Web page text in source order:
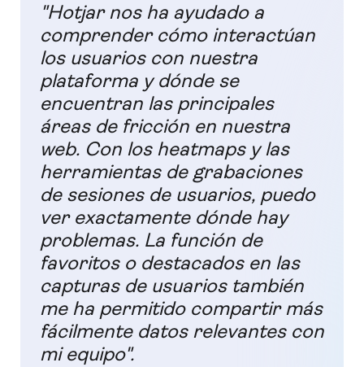
"Hotjar nos ha ayudado a
comprender cómo interactúan
los usuarios con nuestra
plataforma y dónde se
encuentran las principales
áreas de fricción en nuestra
web. Con los heatmaps y las
herramientas de grabaciones
de sesiones de usuarios, puedo
ver exactamente dónde hay
problemas. La función de
favoritos o destacados en las
capturas de usuarios también
me ha permitido compartir más
fácilmente datos relevantes con
mi equipo".